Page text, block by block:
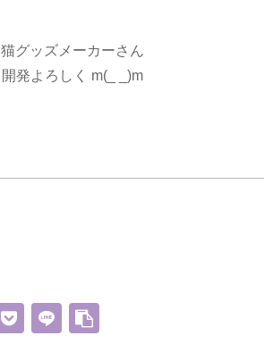
猫グッズメーカーさん
開発よろしく m(_ _)m